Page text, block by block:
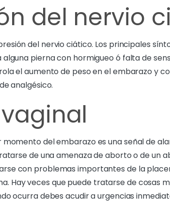
del nervio
del nervio ciático. Los principales
pierna con hormigueo ó falta de
el aumento de peso en el embarazo y
analgésico.
momento del embarazo es una señal de
de una amenaza de aborto o de un
con problemas importantes de la
Hay veces que puede tratarse de cosas
ocurra debes acudir a urgencias